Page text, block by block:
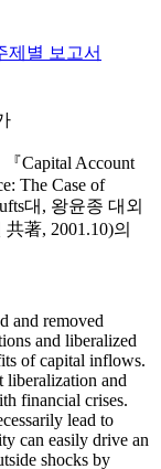
제별 보고서
Capital Account
The Case of
대, 왕윤종 대외
著, 2001.10)의
and removed
and liberalized
of capital inflows.
liberalization and
financial crises.
lead to
can easily drive an
shocks by